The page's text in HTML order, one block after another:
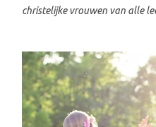
christelijke vrouwen van alle
leven" is duidelijk
de vormgeving, maar ook in
met voor ieder wat wils, maar
verdieping: wat vind je